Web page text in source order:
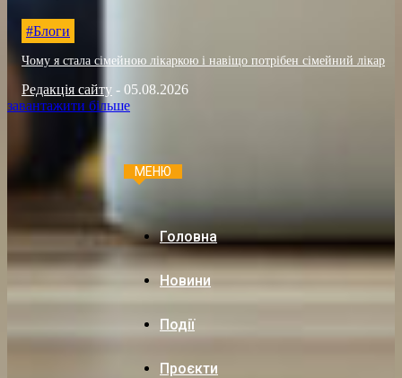
#Блоги
Чому я стала сімейною лікаркою і навіщо потрібен сімейний лікар
Редакція сайту - 05.08.2026
завантажити більше
МЕНЮ
Головна
Новини
Події
Проєкти